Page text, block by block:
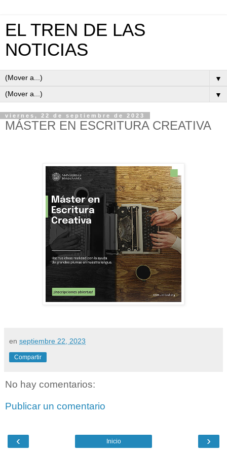
EL TREN DE LAS
NOTICIAS
▼
▼
viernes, 22 de septiembre de 2023
MÁSTER EN ESCRITURA CREATIVA
en septiembre 22, 2023
Compartir
No hay comentarios:
Publicar un comentario
‹ ›
Inicio